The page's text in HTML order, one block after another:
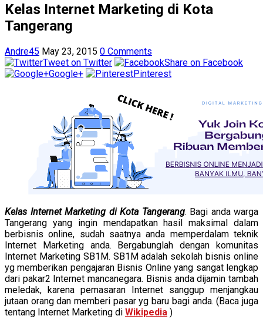
Kelas Internet Marketing di Kota
Tangerang
Andre45 May 23, 2015 0 Comments
Tweet on Twitter
Share on Facebook
Google+
Pinterest
Kelas Internet Marketing di Kota Tangerang. Bagi anda warga
Tangerang yang ingin mendapatkan hasil maksimal dalam
berbisnis online, sudah saatnya anda memperdalam teknik
Internet Marketing anda. Bergabunglah dengan komunitas
Internet Marketing SB1M. SB1M adalah sekolah bisnis online
yg memberikan pengajaran Bisnis Online yang sangat lengkap
dari pakar2 Internet mancanegara. Bisnis anda dijamin tambah
meledak, karena pemasaran Internet sanggup menjangkau
jutaan orang dan memberi pasar yg baru bagi anda. (Baca juga
tentang Internet Marketing di Wikipedia )